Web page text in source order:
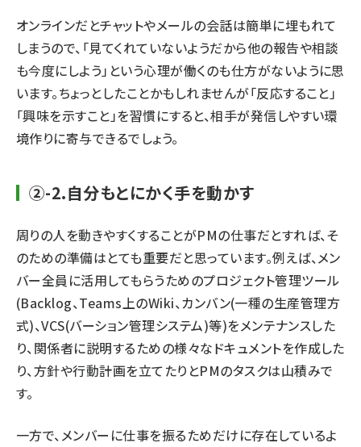
オンラインだとチャットやメールの会話は簡単に埋もれて
しまうので、「見てくれていないようだから他の報告や相談
も今度にしよう」という心理が働くのも仕方がないように思
います。ちょっとしたことかもしれませんが「反応すること」
「興味を示すこと」を習慣にすると、相手が発信しやすい環
境作りに寄与できるでしょう。
②-2.自分もとにかく手を動かす
周りの人を動きやすくすることがPMの仕事だとすれば、そ
のための準備はとても重要だと思っています。例えば、メン
バー全員に活用してもらうためのプロジェクト管理ツール
(Backlog、Teams上のWiki、カンバン(一種の生産管理方
式)、VCS(バーション管理システム)等)をメンテナンスした
り、関係者に説明するための様々なドキュメントを作成した
り、方針や行動計画を立てたりとPMのタスクは山積みで
す。
一方で、メンバーに仕事を振るためだけに存在しているよ